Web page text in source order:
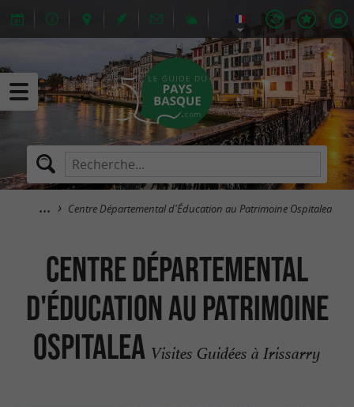
Centre Départemental d'Éducation au Patrimoine Ospitalea
Centre Départemental
d'Éducation au Patrimoine
Ospitalea Visites Guidées à Irissarry